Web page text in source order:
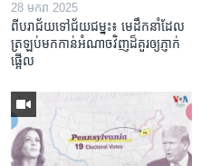
28 មករា 2025
ពី​បរាជ័យ​ទៅ​ជ័យជម្នះ៖ មេដឹកនាំ​ដែល​
ត្រឡប់​មក​កាន់​អំណាច​វិញ​ដ៏​គួរឲ្យ​ភ្ញាក់
ផ្អើល